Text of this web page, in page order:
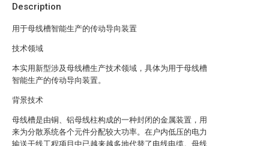
Description
用于母线槽智能生产的传动导向装置
技术领域
本实用新型涉及母线槽生产技术领域，具体为用于母线槽
智能生产的传动导向装置。
背景技术
母线槽是由铜、铝母线柱构成的一种封闭的金属装置，用
来为分散系统各个元件分配较大功率。在户内低压的电力
输送干线工程项目中已越来越多地代替了电线电缆。母线